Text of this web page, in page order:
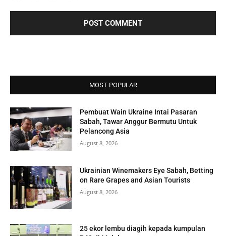
MOST POPULAR
Pembuat Wain Ukraine Intai Pasaran
Sabah, Tawar Anggur Bermutu Untuk
Pelancong Asia
August 8, 2026
Ukrainian Winemakers Eye Sabah, Betting
on Rare Grapes and Asian Tourists
August 8, 2026
25 ekor lembu diagih kepada kumpulan